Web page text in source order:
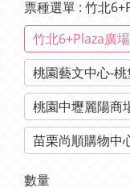
票種選單 : 竹北
竹北6+Plaza廣
桃園藝文中心-桃
桃園中壢麗陽商
苗栗尚順購物中
數量